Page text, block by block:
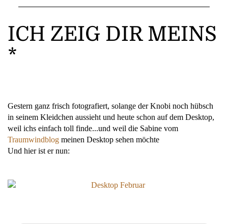
ICH ZEIG DIR MEINS
*
Gestern ganz frisch fotografiert, solange der Knobi noch hübsch
in seinem Kleidchen aussieht und heute schon auf dem Desktop,
weil ichs einfach toll finde...und weil die Sabine vom
Traumwindblog meinen Desktop sehen möchte
Und hier ist er nun: